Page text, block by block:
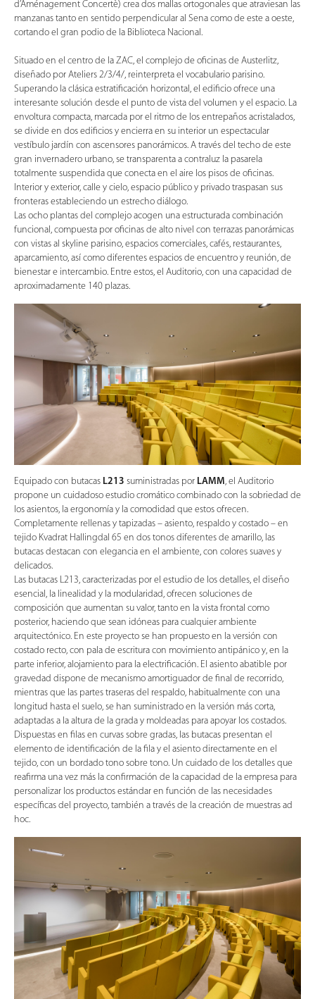
d’Aménagement Concertè) crea dos mallas ortogonales que atraviesan las
manzanas tanto en sentido perpendicular al Sena como de este a oeste,
cortando el gran podio de la Biblioteca Nacional.
Situado en el centro de la ZAC, el complejo de oficinas de Austerlitz,
diseñado por Ateliers 2/3/4/, reinterpreta el vocabulario parisino.
Superando la clásica estratificación horizontal, el edificio ofrece una
interesante solución desde el punto de vista del volumen y el espacio. La
envoltura compacta, marcada por el ritmo de los entrepaños acristalados,
se divide en dos edificios y encierra en su interior un espectacular
vestíbulo jardín con ascensores panorámicos. A través del techo de este
gran invernadero urbano, se transparenta a contraluz la pasarela
totalmente suspendida que conecta en el aire los pisos de oficinas.
Interior y exterior, calle y cielo, espacio público y privado traspasan sus
fronteras estableciendo un estrecho diálogo.
Las ocho plantas del complejo acogen una estructurada combinación
funcional, compuesta por oficinas de alto nivel con terrazas panorámicas
con vistas al skyline parisino, espacios comerciales, cafés, restaurantes,
aparcamiento, así como diferentes espacios de encuentro y reunión, de
bienestar e intercambio. Entre estos, el Auditorio, con una capacidad de
aproximadamente 140 plazas.
Equipado con butacas L213 suministradas por LAMM, el Auditorio
propone un cuidadoso estudio cromático combinado con la sobriedad de
los asientos, la ergonomía y la comodidad que estos ofrecen.
Completamente rellenas y tapizadas – asiento, respaldo y costado – en
tejido Kvadrat Hallingdal 65 en dos tonos diferentes de amarillo, las
butacas destacan con elegancia en el ambiente, con colores suaves y
delicados.
Las butacas L213, caracterizadas por el estudio de los detalles, el diseño
esencial, la linealidad y la modularidad, ofrecen soluciones de
composición que aumentan su valor, tanto en la vista frontal como
posterior, haciendo que sean idóneas para cualquier ambiente
arquitectónico. En este proyecto se han propuesto en la versión con
costado recto, con pala de escritura con movimiento antipánico y, en la
parte inferior, alojamiento para la electrificación. El asiento abatible por
gravedad dispone de mecanismo amortiguador de final de recorrido,
mientras que las partes traseras del respaldo, habitualmente con una
longitud hasta el suelo, se han suministrado en la versión más corta,
adaptadas a la altura de la grada y moldeadas para apoyar los costados.
Dispuestas en filas en curvas sobre gradas, las butacas presentan el
elemento de identificación de la fila y el asiento directamente en el
tejido, con un bordado tono sobre tono. Un cuidado de los detalles que
reafirma una vez más la confirmación de la capacidad de la empresa para
personalizar los productos estándar en función de las necesidades
específicas del proyecto, también a través de la creación de muestras ad
hoc.